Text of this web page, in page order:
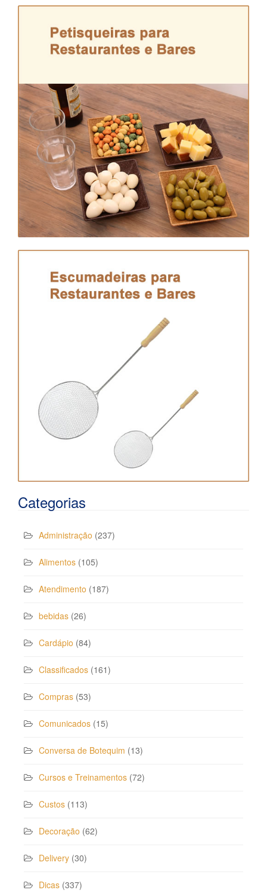
Categorias
Administração (237)
Alimentos (105)
Atendimento (187)
bebidas (26)
Cardápio (84)
Classificados (161)
Compras (53)
Comunicados (15)
Conversa de Botequim (13)
Cursos e Treinamentos (72)
Custos (113)
Decoração (62)
Delivery (30)
Dicas (337)